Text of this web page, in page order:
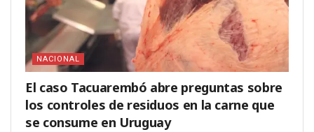
NACIONAL
El caso Tacuarembó abre preguntas sobre
los controles de residuos en la carne que
se consume en Uruguay